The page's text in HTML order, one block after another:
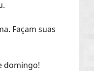
Façam suas
domingo!